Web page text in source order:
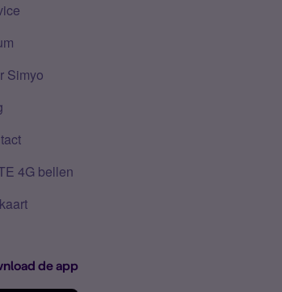
Simyo
4G bellen
de app